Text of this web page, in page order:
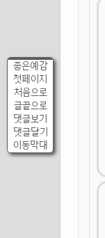
좋은예감
첫페이지
처음으로
글끝으로
댓글보기
댓글달기
이동막대